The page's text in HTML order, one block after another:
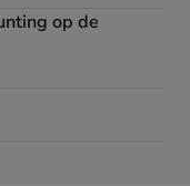
op de